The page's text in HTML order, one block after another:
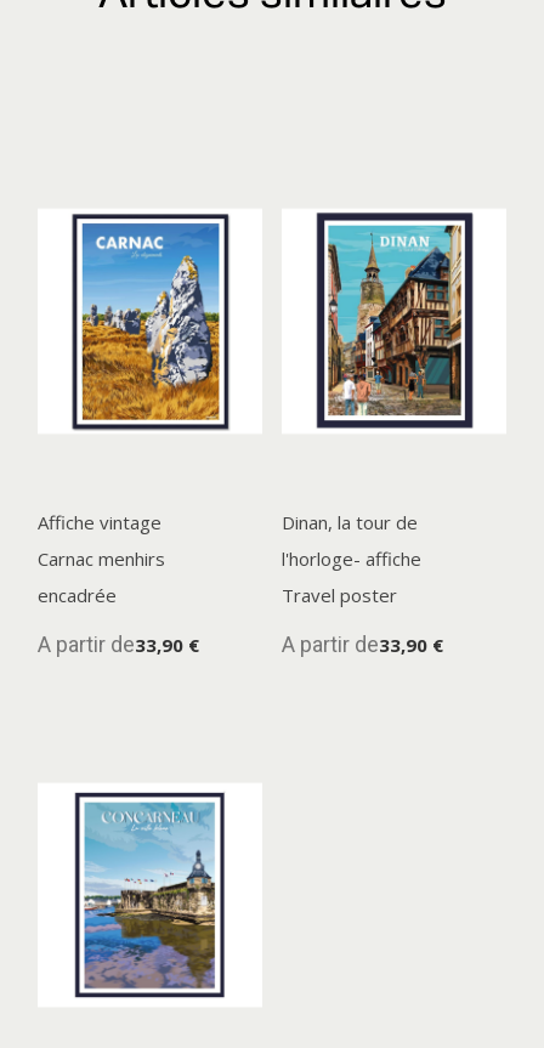
Affiche vintage
Carnac menhirs
encadrée
A partir de33,90 €
Dinan, la tour de
l'horloge- affiche
Travel poster
A partir de33,90 €